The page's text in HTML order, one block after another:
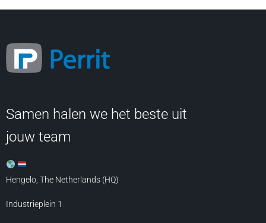
Samen halen we het beste uit
jouw team
Hengelo, The Netherlands (HQ)
Industrieplein 1